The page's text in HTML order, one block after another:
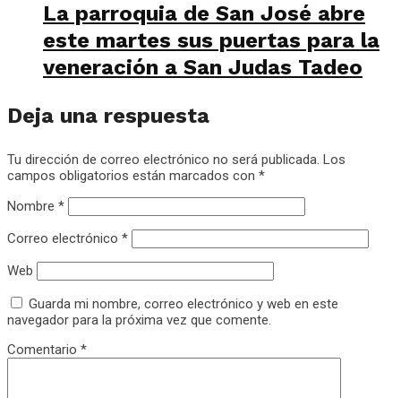
La parroquia de San José abre
este martes sus puertas para la
veneración a San Judas Tadeo
Deja una respuesta
Tu dirección de correo electrónico no será publicada. Los
campos obligatorios están marcados con *
Nombre *
Correo electrónico *
Web
Guarda mi nombre, correo electrónico y web en este
navegador para la próxima vez que comente.
Comentario *